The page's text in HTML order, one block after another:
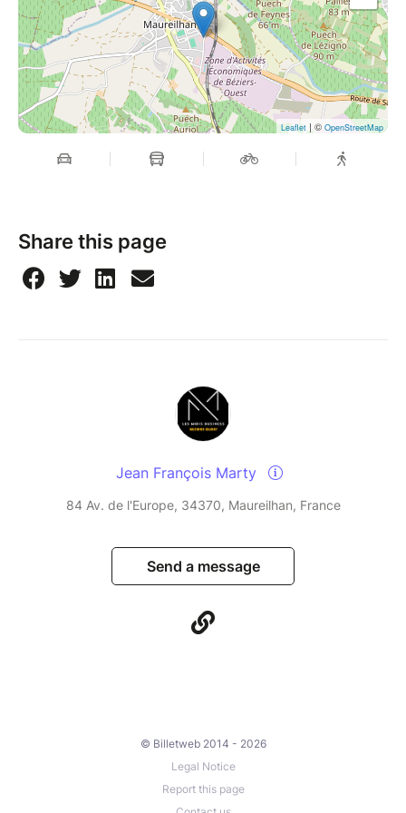
Leaflet | © OpenStreetMap
Share this page
Jean François Marty
84 Av. de l'Europe, 34370, Maureilhan, France
Send a message
© Billetweb 2014 - 2026
Legal Notice
Report this page